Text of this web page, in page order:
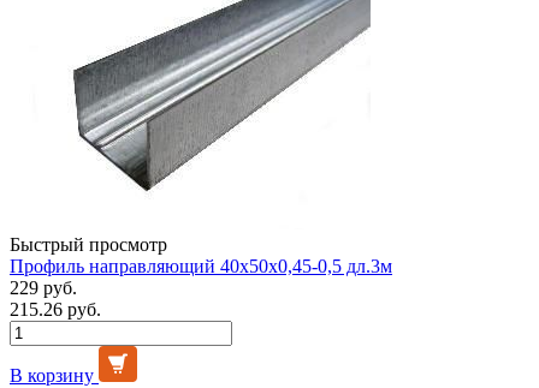
Быстрый просмотр
Профиль направляющий 40х50х0,45-0,5 дл.3м
229 руб.
215.26 руб.
В корзину